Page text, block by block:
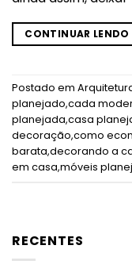
RECENTES
CONTINUAR LENDO
Postado em
planejado,cada
planejada,casa
decoração,como
barata,decorando a
em casa,móveis